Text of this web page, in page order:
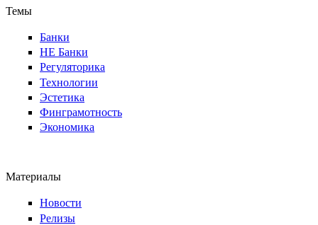
Темы
Банки
НЕ Банки
Регуляторика
Технологии
Эстетика
Финграмотность
Экономика
Материалы
Новости
Релизы